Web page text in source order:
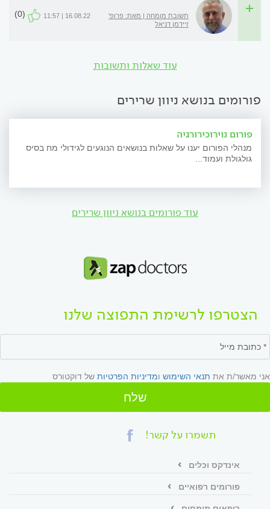
תשובת מומחה | מאת: פרופ'
זיידמן דניאל
16.08.22 | 11:57
(0)
עוד שאלות ותשובות
פורומים בנושא ניוון שרירים
פורום נוירוכירורגיה
מנהלי הפורום יענו על שאלות בנושאים הנוגעים לגידולי מח בסיס
גולגולת ועמוד...
עוד פורומים בנושא ניוון שרירים
הצטרפו לרשימת התפוצה שלנו
אני מאשר/ת את תנאי השימוש ומדיניות הפרטיות של דוקטורס
שלח
תשמרו על קשר!
אינדקס וכלים
פורומים רפואיים